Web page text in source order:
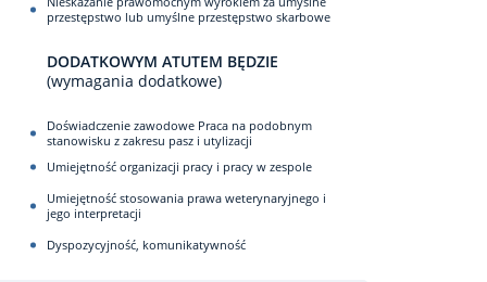
przestępstwo lub umyślne przestępstwo skarbowe
DODATKOWYM ATUTEM BĘDZIE
(wymagania dodatkowe)
Doświadczenie zawodowe Praca na podobnym
stanowisku z zakresu pasz i utylizacji
Umiejętność organizacji pracy i pracy w zespole
Umiejętność stosowania prawa weterynaryjnego i
jego interpretacji
Dyspozycyjność, komunikatywność